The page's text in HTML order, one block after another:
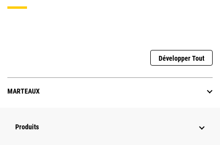
Développer Tout
MARTEAUX
Produits